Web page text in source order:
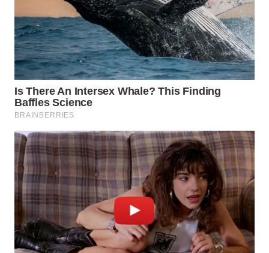
KONSUMEN
WAHANA
LISTRIK
WAHANA
TRAVEL
TV
WAHANANEWS
ID
WAHANANEWS
CO ID